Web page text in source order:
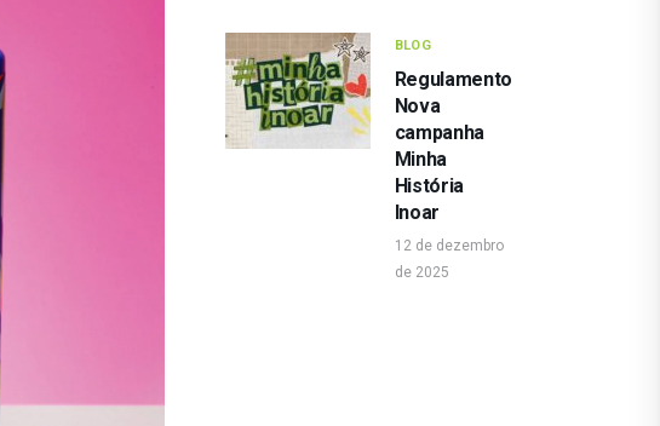
BLOG
Regulamento
Nova
campanha
Minha
História
Inoar
12 de dezembro
de 2025